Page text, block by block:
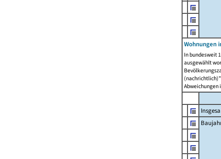
Wohnungen
In bundesweit
ausgewählt
Abweichungen